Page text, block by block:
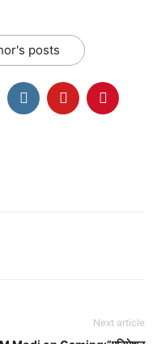
posts
Next article